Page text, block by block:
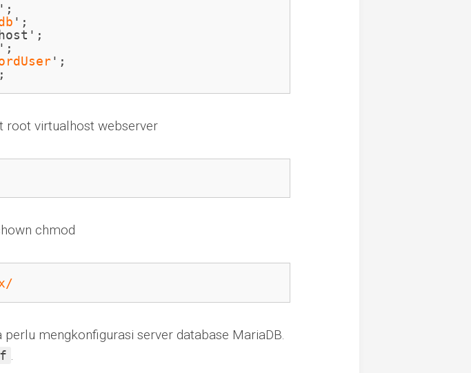
';
';
';
root virtualhost webserver
chmod
mengkonfigurasi server database MariaDB.
.